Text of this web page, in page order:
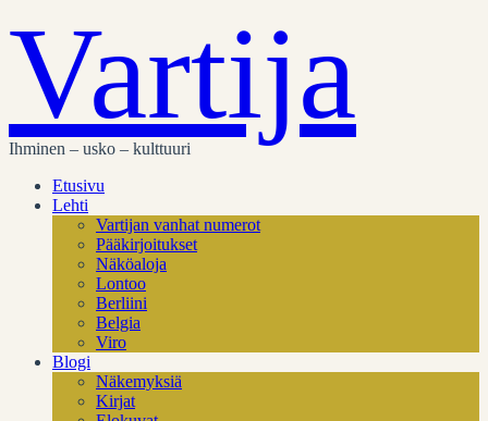
Vartija
Ihminen – usko – kulttuuri
Etusivu
Lehti
Vartijan vanhat numerot
Pääkirjoitukset
Näköaloja
Lontoo
Berliini
Belgia
Viro
Blogi
Näkemyksiä
Kirjat